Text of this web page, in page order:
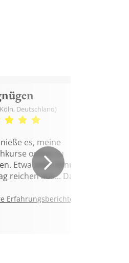
Deutschland)
es, meine
online zu
Etwa zehn Minuten
reichen aus... Danke!
Erfahrungsberichte.